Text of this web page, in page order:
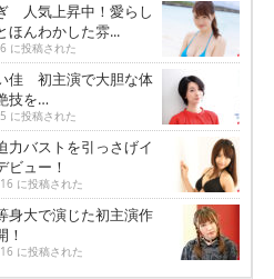
人気上昇中！愛らし
ほんわかした雰...
に投稿された
佳 初主演で大胆な体
技を…
に投稿された
バストを引っさげイ
ビュー！
に投稿された
大で演じた初主演作
！
に投稿された